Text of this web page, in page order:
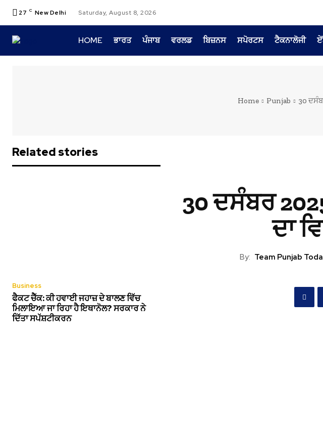
27 C New Delhi Saturday, August 8, 2026
HOME ਭਾਰਤ ਪੰਜਾਬ ਵਰਲਡ ਬਿਜ਼ਨਸ ਸਪੋਰਟਸ ਟੈਕਨਾਲੋਜੀ
Home Punjab 30
Related stories
Business
ਫੈਕਟ ਚੈੱਕ: ਕੀ ਹਵਾਈ ਜਹਾਜ਼ ਦੇ ਬਾਲਣ ਵਿੱਚ
ਮਿਲਾਇਆ ਜਾ ਰਿਹਾ ਹੈ ਇਥਾਨੋਲ? ਸਰਕਾਰ ਨੇ
ਦਿੱਤਾ ਸਪੱਸ਼ਟੀਕਰਨ
30 ਦਸੰਬਰ
ਦਾ
By: Team Punjab